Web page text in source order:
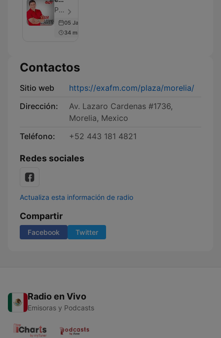
Placer
Vivir
Lozano
Por el Placer de Vivir Con el Dr. Cesar Lozano - Episodio 516
05 Jan 2024
34 min
Contactos
Sitio web
https://exafm.com/plaza/morelia/
Dirección:
Av. Lazaro Cardenas #1736,
Morelia, Mexico
Teléfono:
+52 443 181 4821
Redes sociales
Actualiza esta información de radio
Compartir
Facebook Twitter
Radio en Vivo
Emisoras y Podcasts